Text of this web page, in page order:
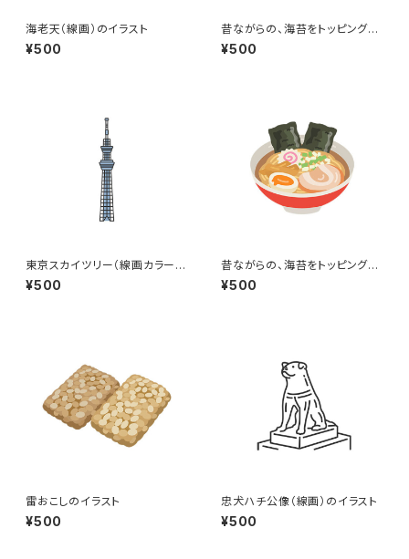
海老天（線画）のイラスト
¥500
昔ながらの、海苔をトッピングし
た醤油ラーメン（線画）のイラス
ト
¥500
東京スカイツリー（線画カラー）
のイラスト
¥500
昔ながらの、海苔をトッピングし
た醤油ラーメンのイラスト
¥500
雷おこしのイラスト
¥500
忠犬ハチ公像（線画）のイラスト
¥500